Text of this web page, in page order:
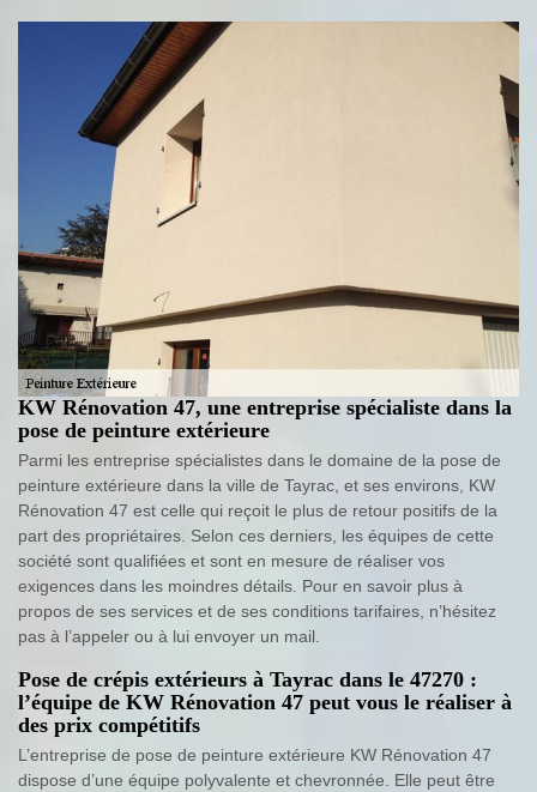
KW Rénovation 47, une entreprise spécialiste dans la
pose de peinture extérieure
Parmi les entreprise spécialistes dans le domaine de la pose de
peinture extérieure dans la ville de Tayrac, et ses environs, KW
Rénovation 47 est celle qui reçoit le plus de retour positifs de la
part des propriétaires. Selon ces derniers, les équipes de cette
société sont qualifiées et sont en mesure de réaliser vos
exigences dans les moindres détails. Pour en savoir plus à
propos de ses services et de ses conditions tarifaires, n’hésitez
pas à l’appeler ou à lui envoyer un mail.
Pose de crépis extérieurs à Tayrac dans le 47270 :
l’équipe de KW Rénovation 47 peut vous le réaliser à
des prix compétitifs
L’entreprise de pose de peinture extérieure KW Rénovation 47
dispose d’une équipe polyvalente et chevronnée. Elle peut être